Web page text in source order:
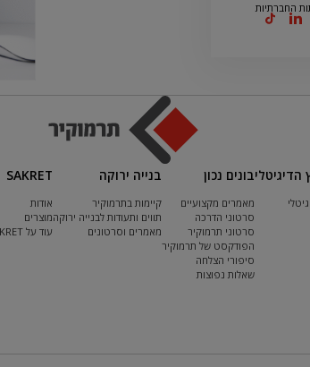
החברתיות
הדיגיטליבונים נכון
מאמרים מקצועיים
סרטוני הדרכה
סרטוני תרמוקיר
הפודקסט של תרמוקיר
סיפורי הצלחה
שאלות נפוצות
בנייה ירוקה
קיימות בתרמוקיר
תווים ותעודות לבנייה ירוקה
מאמרים וסרטונים
SAKRET
אודות
מוצרים
עוד על SAKRET